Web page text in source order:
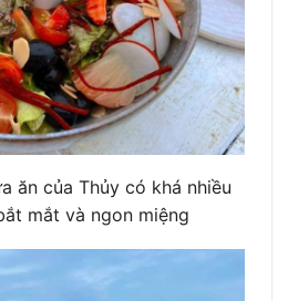
ăn của Thủy có khá nhiều
mắt và ngon miệng